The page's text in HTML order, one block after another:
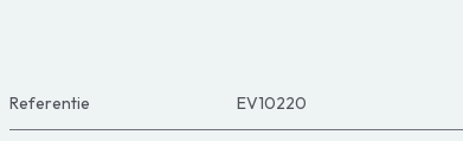
Referentie EV10220